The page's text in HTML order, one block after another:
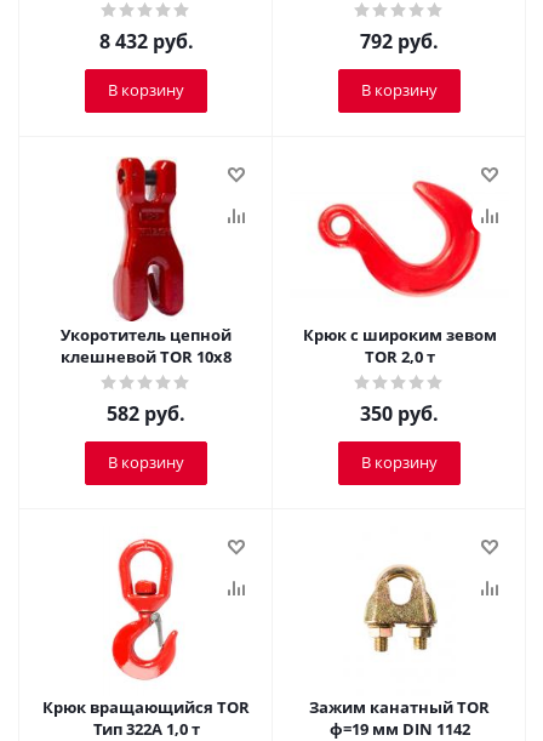
8 432руб.
В корзину
792 руб.
В корзину
Укоротитель цепной
клешневой TOR 10х8
582 руб.
В корзину
Крюк с широким зевом
TOR 2,0 т
350 руб.
В корзину
Крюк вращающийся TOR
Тип 322А 1,0 т
Зажим канатный TOR
ф=19 мм DIN 1142